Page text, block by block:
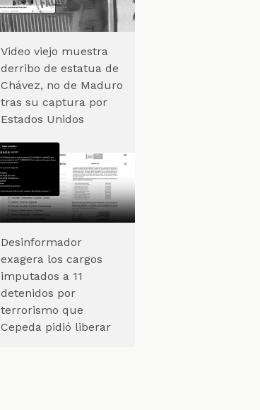
Video viejo muestra
derribo de estatua de
Chávez, no de Maduro
tras su captura por
Estados Unidos
Desinformador
exagera los cargos
imputados a 11
detenidos por
terrorismo que
Cepeda pidió liberar